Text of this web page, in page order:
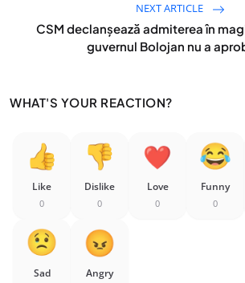
NEXT ARTICLE
CSM declanșează admiterea în
guvernul Bolojan nu a
WHAT'S YOUR REACTION?
Like
0
Dislike
0
Love
0
Funny
0
Sad Angry